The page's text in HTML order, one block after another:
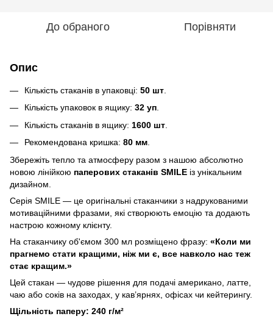
До обраного Порівняти
Опис
Кількість стаканів в упаковці: 50 шт
Кількість упаковок в ящику: 32 уп.
Кількість стаканів в ящику: 1600 шт
Рекомендована кришка: 80 мм
Збережіть тепло та атмосферу разом з нашою абсолютно
новою лінійкою паперових стаканів SMILE із унікальним
дизайном.
Серія SMILE — це оригінальні стаканчики з надрукованими
мотиваційними фразами, які створюють емоцію та додають
настрою кожному клієнту.
На стаканчику об'ємом 300 мл розміщено фразу: «Коли ми
прагнемо стати кращими, ніж ми є, все навколо нас теж
стає кращим.»
Цей стакан — чудове рішення для подачі американо, латте,
чаю або соків на заходах, у кав’ярнях, офісах чи кейтерингу.
Щільність паперу: 240 г/м²